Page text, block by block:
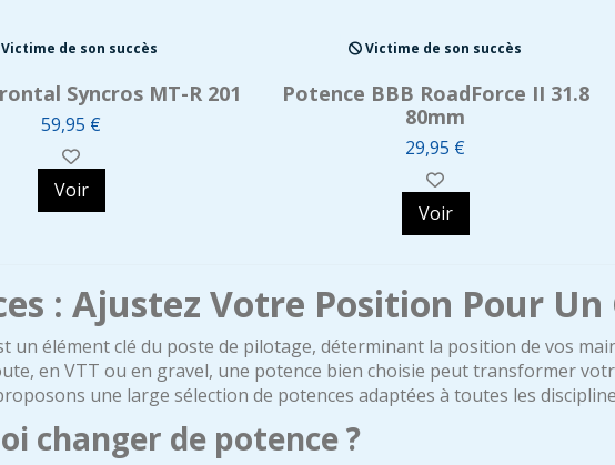
de son succès
Syncros MT-R 201
59,95 €
Voir
Victime de son succès
Potence BBB RoadForce II 31.8
80mm
29,95 €
Voir
: Ajustez Votre Position Pour
un élément clé du poste de pilotage, déterminant la position de vos
en VTT ou en gravel, une potence bien choisie peut transformer
une large sélection de potences adaptées à toutes les
changer de potence ?